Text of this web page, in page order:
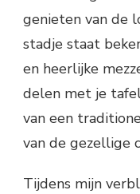
genieten van de
stadje staat
en heerlijke
delen met je
van een
van de gezellige
Tijdens mijn